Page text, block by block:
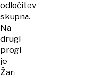
odločitev
skupna.
Na
drugi
progi
je
Žan